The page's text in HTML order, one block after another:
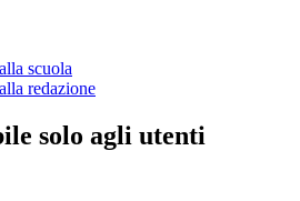
scuola
redazione
solo agli utenti